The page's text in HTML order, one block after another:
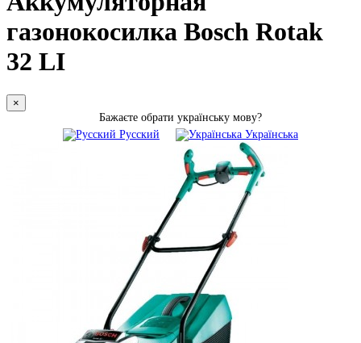
газонокосилка Bosch Rotak
32 LI
×
Бажаєте обрати українську мову?
Русский
Українська